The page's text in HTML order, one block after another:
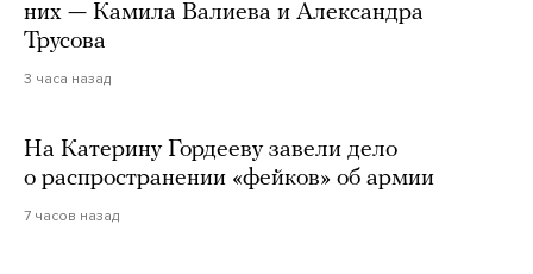
них — Камила Валиева и Александра
Трусова
3 часа назад
На Катерину Гордееву завели дело
о распространении «фейков» об армии
7 часов назад